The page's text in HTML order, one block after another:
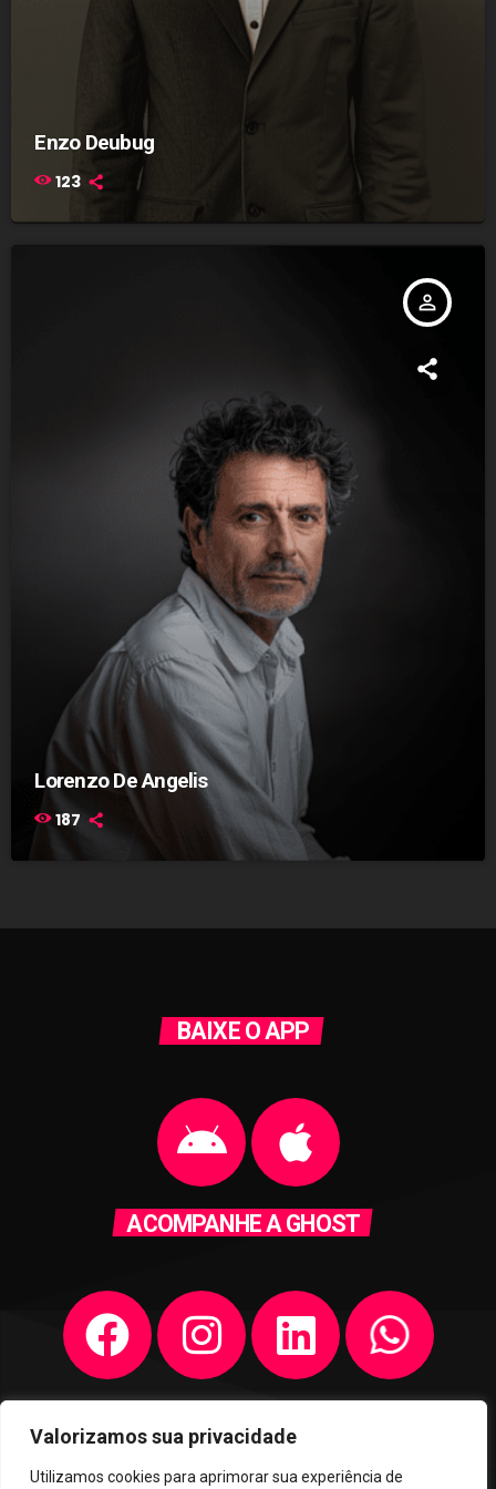
Valorizamos sua privacidade
Utilizamos cookies para aprimorar sua experiência de
Enzo Deubug
123
person_outline
Lorenzo De Angelis
187
BAIXE O APP
ACOMPANHE A GHOST